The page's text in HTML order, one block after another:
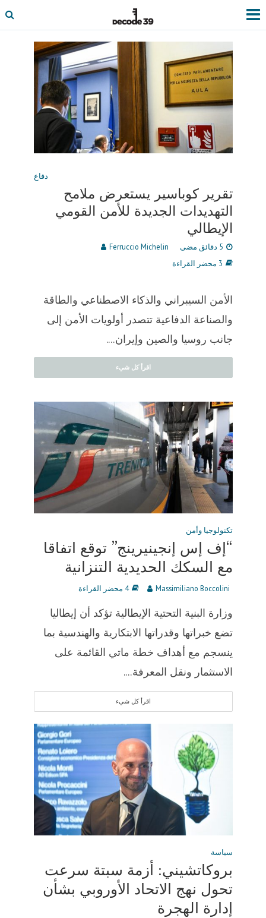
دفاع
تقرير كوباسير يستعرض ملامح
التهديدات الجديدة للأمن القومي
الإيطالي
5 دقائق مضى
Ferruccio Michelin
3 محضر القراءة
الأمن السيبراني والذكاء الاصطناعي والطاقة
والصناعة الدفاعية تتصدر أولويات الأمن إلى
جانب روسيا والصين وإيران....
اقرأ كل شيء
تكنولوجيا وأمن
“إف إس إنجينيرينج” توقع اتفاقا
مع السكك الحديدية التنزانية
Massimiliano Boccolini 4 محضر القراءة
وزارة البنية التحتية الإيطالية تؤكد أن إيطاليا
تضع خبراتها وقدراتها الابتكارية والهندسية بما
ينسجم مع أهداف خطة ماتي القائمة على
الاستثمار ونقل المعرفة....
اقرأ كل شيء
سياسة
بروكاتشيني: أزمة سبتة سرعت
تحول نهج الاتحاد الأوروبي بشأن
إدارة الهجرة